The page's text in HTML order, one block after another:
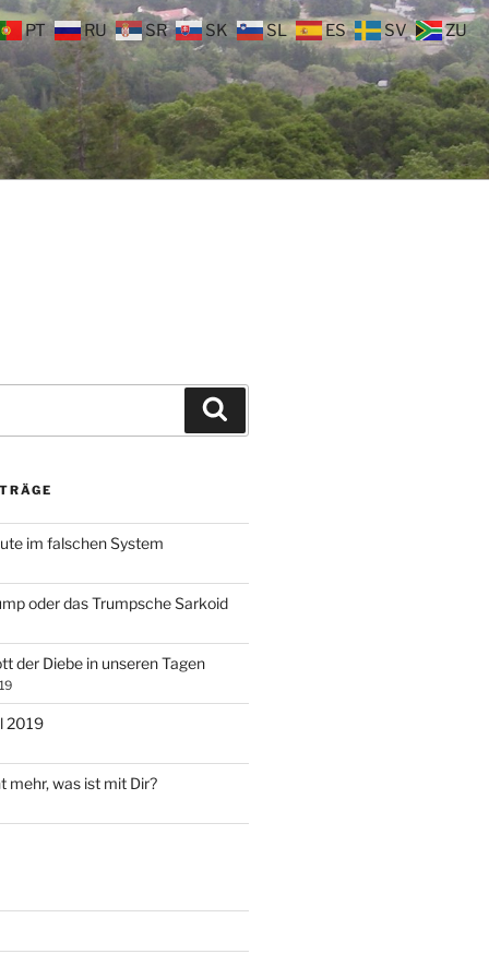
im falschen System
oder das Trumpsche Sarkoid
der Diebe in unseren Tagen
2019
mehr, was ist mit Dir?
PT RU SR SK SL ES SV ZU